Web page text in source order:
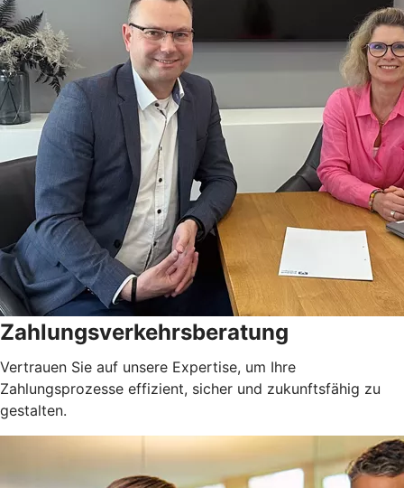
Zahlungsverkehrsberatung
Vertrauen Sie auf unsere Expertise, um Ihre
Zahlungsprozesse effizient, sicher und zukunftsfähig zu
gestalten.